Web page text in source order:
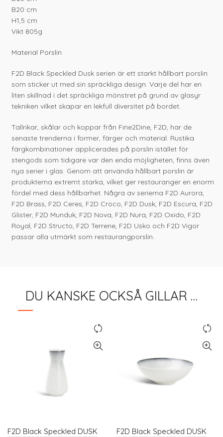
B20 cm
H1,5 cm
Vikt 805g
Material Porslin
F2D Black Speckled Dusk serien är ett starkt hållbart porslin
som sticker ut med sin spräckliga design. Varje del har en
liten skillnad i det spräckliga mönstret på grund av glasyr
tekniken vilket skapar en lekfull diversitet på bordet.
Tallrikar, skålar och koppar från Fine2Dine, F2D, har de
senaste trenderna i former, färger och material. Rustika
färgkombinationer applicerades på porslin istället för
stengods som tidigare var den enda möjligheten, finns även
nya serier i glas. Genom att använda hållbart porslin är
produkterna extremt starka, vilket ger restauranger en enorm
fördel med dess hållbarhet. Några av serierna F2D Aurora,
F2D Brass, F2D Ceres, F2D Croco, F2D Dusk, F2D Escura, F2D
Glister, F2D Munduk, F2D Nova, F2D Nura, F2D Oxido, F2D
Royal, F2D Structo, F2D Terrene, F2D Usko och F2D Vigor
passar alla utmärkt som restaurangporslin.
DU KANSKE OCKSÅ GILLAR …
F2D Black Speckled DUSK
F2D Black Speckled DUSK